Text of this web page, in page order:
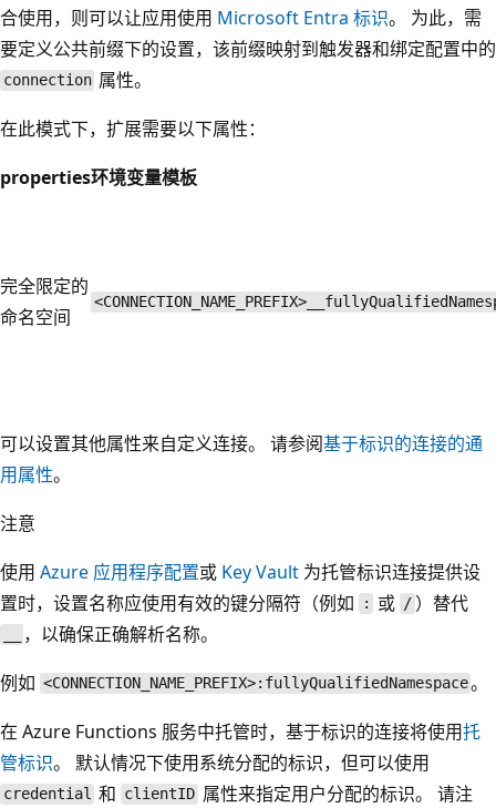
合使用，则可以让应用使用 Microsoft Entra 标识。 为此，需
要定义公共前缀下的设置，该前缀映射到触发器和绑定配置中的
connection 属性。
在此模式下，扩展需要以下属性：
properties环境变量模板
完全限定的
命名空间
可以设置其他属性来自定义连接。 请参阅基于标识的连接的通
用属性。
注意
使用 Azure 应用程序配置或 Key Vault 为托管标识连接提供设
置时，设置名称应使用有效的键分隔符（例如
: 或 /）替代
，以确保正确解析名称。
例如 <CONNECTION_NAME_PREFIX>:fullyQualifiedNamespace。
在 Azure Functions 服务中托管时，基于标识的连接将使用托
管标识。 默认情况下使用系统分配的标识，但可以使用
credential 和 clientID 属性来指定用户分配的标识。 请注